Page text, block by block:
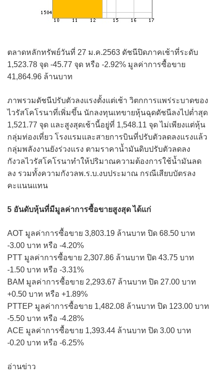
ตลาดหลักทรัพย์วันที่ 27 ม.ค.2563 ดัชนีปิดภาคเช้าที่ระดับ
1,523.78 จุด -45.77 จุด หรือ -2.92% มูลค่าการซื้อขาย
41,864.96 ล้านบาท
ภาพรวมดัชนีปรับตัวลงแรงตั้งแต่เช้า วิตกการแพร่ระบาดของ
ไวรัสโคโรนาที่เพิ่มขึ้น นักลงทุนเทขายหุ้นฉุดดัชนีลงไปต่ำสุด
1,521.77 จุด และสูงสุดเช้านี้อยู่ที่ 1,548.11 จุด ไม่เพียงแต่หุ้น
กลุ่มท่องเที่ยว โรงแรมและสายการบินที่ปรับตัวลดลงแรงแล้ว
กลุ่มพลังงานยังร่วงแรง ตามราคาน้ำมันดิบปรับตัวลดลง
กังวลไวรัสโคโรนาทำให้ปริมาณความต้องการใช้น้ำมันลด
ลง รวมทั้งความกังวลพ.ร.บ.งบประมาณ กรณีเสียบบัตรลง
คะแนนแทน
5 อันดับหุ้นที่มีมูลค่าการซื้อขายสูงสุด ได้แก่
AOT มูลค่าการซื้อขาย 3,803.19 ล้านบาท ปิด 68.50 บาท
-3.00 บาท หรือ -4.20%
PTT มูลค่าการซื้อขาย 2,307.86 ล้านบาท ปิด 43.75 บาท
-1.50 บาท หรือ -3.31%
BAM มูลค่าการซื้อขาย 2,293.67 ล้านบาท ปิด 27.00 บาท
+0.50 บาท หรือ +1.89%
PTTEP มูลค่าการซื้อขาย 1,482.08 ล้านบาท ปิด 123.00 บาท
-5.50 บาท หรือ -4.28%
ACE มูลค่าการซื้อขาย 1,393.44 ล้านบาท ปิด 3.00 บาท
-0.20 บาท หรือ -6.25%
อ่านข่าว